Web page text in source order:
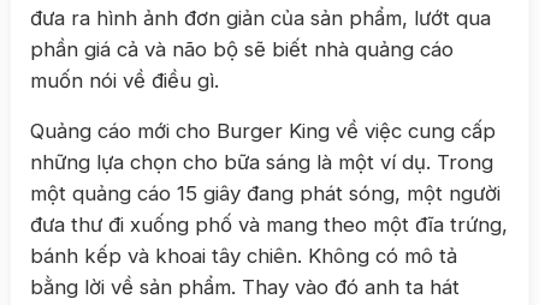
đưa ra hình ảnh đơn giản của sản phẩm, lướt qua
phần giá cả và não bộ sẽ biết nhà quảng cáo
muốn nói về điều gì.
Quảng cáo mới cho Burger King về việc cung cấp
những lựa chọn cho bữa sáng là một ví dụ. Trong
một quảng cáo 15 giây đang phát sóng, một người
đưa thư đi xuống phố và mang theo một đĩa trứng,
bánh kếp và khoai tây chiên. Không có mô tả
bằng lời về sản phẩm. Thay vào đó anh ta hát